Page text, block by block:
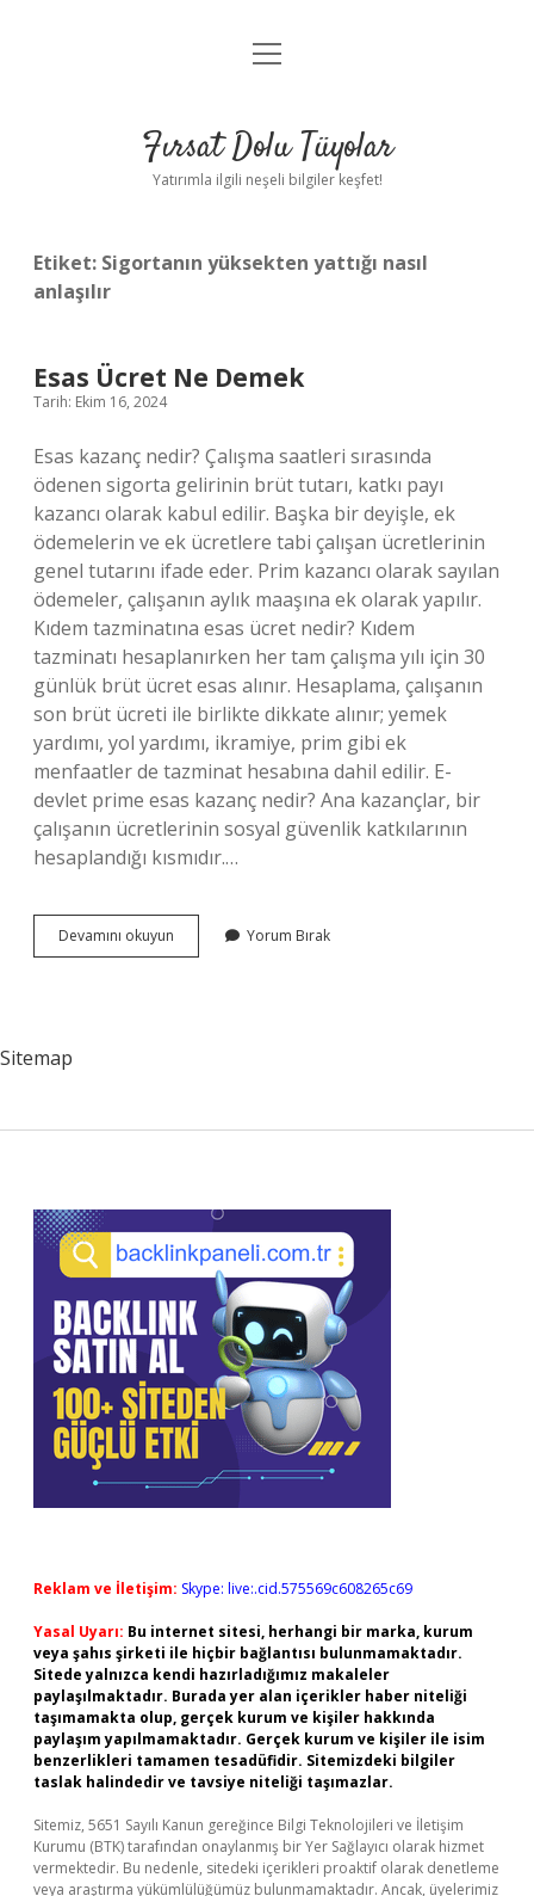
Gizlilik Politikası
Yasal Uyarı
menüyü
Fırsat Dolu Tüyolar
Yatırımla ilgili neşeli bilgiler keşfet!
Etiket: Sigortanın yüksekten yattığı nasıl
anlaşılır
Esas Ücret Ne Demek
Tarih: Ekim 16, 2024
Esas kazanç nedir? Çalışma saatleri sırasında
ödenen sigorta gelirinin brüt tutarı, katkı payı
kazancı olarak kabul edilir. Başka bir deyişle, ek
ödemelerin ve ek ücretlere tabi çalışan ücretlerinin
genel tutarını ifade eder. Prim kazancı olarak sayılan
ödemeler, çalışanın aylık maaşına ek olarak yapılır.
Kıdem tazminatına esas ücret nedir? Kıdem
tazminatı hesaplanırken her tam çalışma yılı için 30
günlük brüt ücret esas alınır. Hesaplama, çalışanın
son brüt ücreti ile birlikte dikkate alınır; yemek
yardımı, yol yardımı, ikramiye, prim gibi ek
menfaatler de tazminat hesabına dahil edilir. E-
devlet prime esas kazanç nedir? Ana kazançlar, bir
çalışanın ücretlerinin sosyal güvenlik katkılarının
hesaplandığı kısmıdır.…
Devamını okuyun
Ücret
Yorum Bırak
Sitemap
Sidebar
Reklam ve İletişim: Skype: live:.cid.575569c608265c69
Yasal Uyarı: Bu internet sitesi, herhangi bir marka, kurum
veya şahıs şirketi ile hiçbir bağlantısı bulunmamaktadır.
Sitede yalnızca kendi hazırladığımız makaleler
paylaşılmaktadır. Burada yer alan içerikler haber niteliği
taşımamakta olup, gerçek kurum ve kişiler hakkında
paylaşım yapılmamaktadır. Gerçek kurum ve kişiler ile isim
benzerlikleri tamamen tesadüfidir. Sitemizdeki bilgiler
taslak halindedir ve tavsiye niteliği taşımazlar.
Sitemiz, 5651 Sayılı Kanun gereğince Bilgi Teknolojileri ve İletişim
Kurumu (BTK) tarafından onaylanmış bir Yer Sağlayıcı olarak hizmet
vermektedir. Bu nedenle, sitedeki içerikleri proaktif olarak denetleme
veya araştırma yükümlülüğümüz bulunmamaktadır. Ancak, üyelerimiz